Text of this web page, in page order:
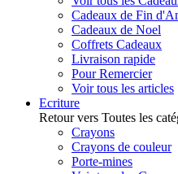
Cadeaux de Fin
Cadeaux de Noel
Coffrets Cadeaux
Livraison rapide
Pour Remercier
Voir tous les articles
Ecriture
Retour vers Toutes les
Crayons
Crayons de couleur
Porte-mines